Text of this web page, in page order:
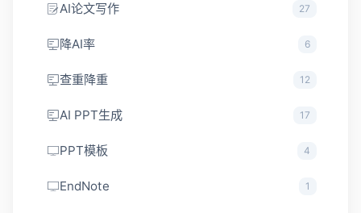
AI论文写作 27
降AI率 6
查重降重 12
AI PPT生成 17
PPT模板 4
EndNote 1